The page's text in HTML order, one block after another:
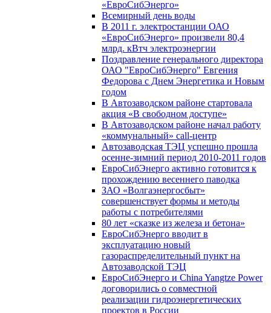
«ЕвроСибЭнерго»
Всемирный день воды
В 2011 г. электростанции ОАО
«ЕвроСибЭнерго» произвели 80,4
млрд. кВтч электроэнергии
Поздравление генерального директора
ОАО "ЕвроСибЭнерго" Евгения
Федорова с Днем Энергетика и Новым
годом
В Автозаводском районе стартовала
акция «В свободном доступе»
В Автозаводском районе начал работу
«коммунальный» call-центр
Автозаводская ТЭЦ успешно прошла
осенне-зимний период 2010-2011 годов
ЕвроСибЭнерго активно готовится к
прохождению весеннего паводка
ЗАО «Волгаэнергосбыт»
совершенствует формы и методы
работы с потребителями
80 лет «сказке из железа и бетона»
ЕвроСибЭнерго вводит в
эксплуатацию новый
газораспределительный пункт на
Автозаводской ТЭЦ
ЕвроСибЭнерго и China Yangtze Power
договорились о совместной
реализации гидроэнергетических
проектов в России